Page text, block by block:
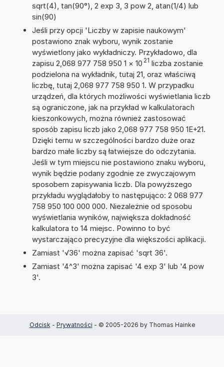
sqrt(4), tan(90°), 2 exp 3, 3 pow 2, atan(1/4) lub
sin(90)
Jeśli przy opcji 'Liczby w zapisie naukowym'
postawiono znak wyboru, wynik zostanie
wyświetlony jako wykładniczy. Przykładowo, dla
zapisu 2,068 977 758 950 1 × 10 21 liczba zostanie
podzielona na wykładnik, tutaj 21, oraz właściwą
liczbę, tutaj 2,068 977 758 950 1. W przypadku
urządzeń, dla których możliwości wyświetlania liczb
są ograniczone, jak na przykład w kalkulatorach
kieszonkowych, można również zastosować
sposób zapisu liczb jako 2,068 977 758 950 1E+21.
Dzięki temu w szczególności bardzo duże oraz
bardzo małe liczby są łatwiejsze do odczytania.
Jeśli w tym miejscu nie postawiono znaku wyboru,
wynik będzie podany zgodnie ze zwyczajowym
sposobem zapisywania liczb. Dla powyższego
przykładu wyglądałoby to następująco: 2 068 977
758 950 100 000 000. Niezależnie od sposobu
wyświetlania wyników, największa dokładność
kalkulatora to 14 miejsc. Powinno to być
wystarczająco precyzyjne dla większości aplikacji.
Zamiast '√36' można zapisać 'sqrt 36'.
Zamiast '4^3' można zapisać '4 exp 3' lub '4 pow
3'.
Odcisk - Prywatności - © 2005-2026 by Thomas Hainke